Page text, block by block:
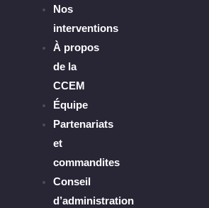
Nos
interventions
À propos
de la
CCEM
Équipe
Partenariats
et
commandites
Conseil
d’administration